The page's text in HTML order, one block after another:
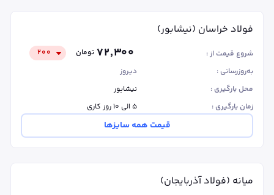
فولاد خراسان (نیشابور)
شروع قیمت از : ۷۲٬۳۰۰ تومان
۲۰۰
به‌روزرسانی :
دیروز
محل بارگیری :
نیشابور
زمان بارگیری :
۵ الی ۱۰ روز کاری
قیمت همه سایزها
میانه (فولاد آذربایجان)